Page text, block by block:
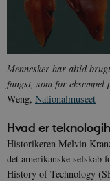
Mennesker har altid
fangst, som for
Weng, Nationalmuseet
Hvad er
Historikeren Melvin
det amerikanske selskab
History of Technology